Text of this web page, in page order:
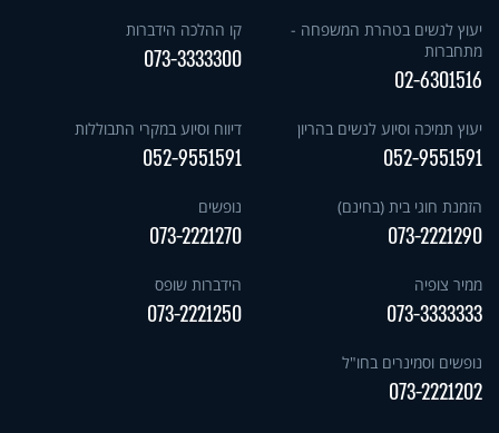
יעוץ לנשים בטהרת המשפחה -
מתחברות
02-6301516
קו ההלכה הידברות
073-3333300
יעוץ תמיכה וסיוע לנשים בהריון
052-9551591
דיווח וסיוע במקרי התבוללות
052-9551591
הזמנת חוגי בית (בחינם)
073-2221290
נופשים
073-2221270
ממיר צופיה
073-3333333
הידברות שופס
073-2221250
נופשים וסמינרים בחו"ל
073-2221202